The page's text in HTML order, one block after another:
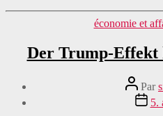
économie et
Der Trump-Effekt
Auteur
du
message
Par
Date5.